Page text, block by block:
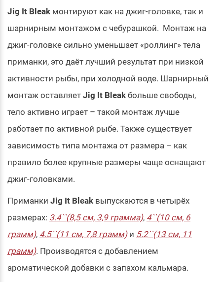
Jig It Bleak монтируют как на джиг-головке, так и
шарнирным монтажом с чебурашкой. Монтаж на
джиг-головке сильно уменьшает «роллинг» тела
приманки, это даёт лучший результат при низкой
активности рыбы, при холодной воде. Шарнирный
монтаж оставляет Jig It Bleak больше свободы,
тело активно играет – такой монтаж лучше
работает по активной рыбе. Также существует
зависимость типа монтажа от размера – как
правило более крупные размеры чаще оснащают
джиг-головками.
Приманки Jig It Bleak выпускаются в четырёх
размерах: 3.4``(8,5 см, 3,9 грамма), 4``(10 см, 6
грамм), 4.5``(11 см, 7,8 грамм) и 5.2``(13 см, 11
грамм). Производятся с добавлением
ароматической добавки с запахом кальмара.